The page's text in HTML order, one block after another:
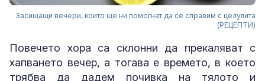
Засищащи вечери, които ще ни помогнат да се справим с целулита
(РЕЦЕПТИ)
Повечето хора са склонни да прекаляват с
хапването вечер, а тогава е времето, в което
трябва да дадем почивка на тялото и